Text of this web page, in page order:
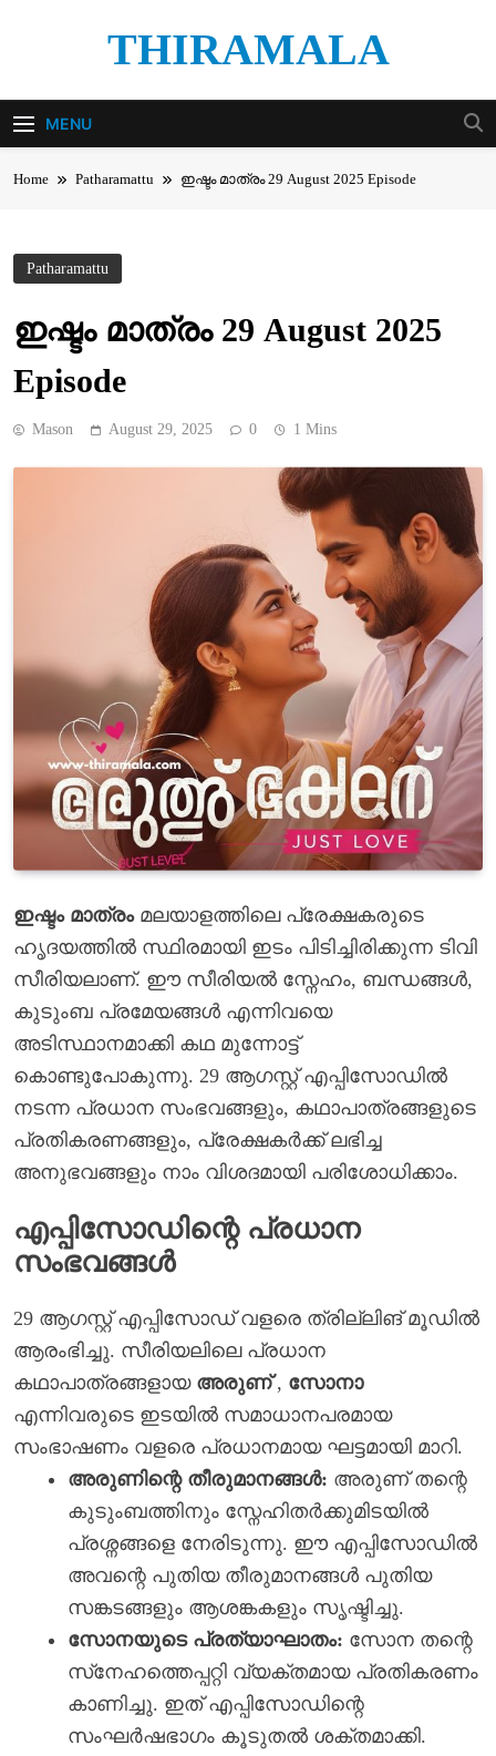
THIRAMALA
MENU
Home Patharamattu ഇഷ്ടം മാത്രം 29 August 2025 Episode
Patharamattu
ഇഷ്ടം മാത്രം 29 August 2025
Episode
Mason August 29, 2025 0 1 Mins
ഇഷ്ടം മാത്രംമലയാളത്തിലെ പ്രേക്ഷകരുടെ
ഹൃദയത്തിൽ സ്ഥിരമായി ഇടം പിടിച്ചിരിക്കുന്ന ടിവി
സീരിയലാണ്. ഈ സീരിയൽ സ്നേഹം, ബന്ധങ്ങൾ,
കുടുംബ പ്രമേയങ്ങൾ എന്നിവയെ
അടിസ്ഥാനമാക്കി കഥ മുന്നോട്ട്
കൊണ്ടുപോകുന്നു. 29 ആഗസ്റ്റ് എപ്പിസോഡിൽ
നടന്ന പ്രധാന സംഭവങ്ങളും, കഥാപാത്രങ്ങളുടെ
പ്രതികരണങ്ങളും, പ്രേക്ഷകർക്ക് ലഭിച്ച
അനുഭവങ്ങളും നാം വിശദമായി പരിശോധിക്കാം.
എപ്പിസോഡിന്റെ പ്രധാന
സംഭവങ്ങൾ
29 ആഗസ്റ്റ് എപ്പിസോഡ് വളരെ ത്രില്ലിങ് മൂഡിൽ
ആരംഭിച്ചു. സീരിയലിലെ പ്രധാന
കഥാപാത്രങ്ങളായ അരുണ്, സോനാ
എന്നിവരുടെ ഇടയിൽ സമാധാനപരമായ
സംഭാഷണം വളരെ പ്രധാനമായ ഘട്ടമായി മാറി.
അരുണിന്റെ തീരുമാനങ്ങൾ: അരുണ് തന്റെ
കുടുംബത്തിനും സ്നേഹിതർക്കുമിടയിൽ
പ്രശ്നങ്ങളെ നേരിടുന്നു. ഈ എപ്പിസോഡിൽ
അവന്റെ പുതിയ തീരുമാനങ്ങൾ പുതിയ
സങ്കടങ്ങളും ആശങ്കകളും സൃഷ്ടിച്ചു.
സോനയുടെ പ്രത്യാഘാതം: സോന തന്റെ
സ്‌നേഹത്തെപ്പറ്റി വ്യക്തമായ പ്രതികരണം
കാണിച്ചു. ഇത് എപ്പിസോഡിന്റെ
സംഘർഷഭാഗം കൂടുതൽ ശക്തമാക്കി.